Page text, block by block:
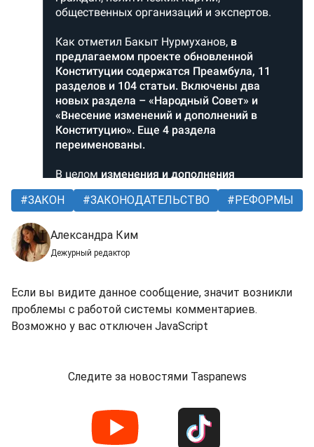
ЗАКОН ЗАКОНОДАТЕЛЬСТВО РЕФОРМЫ
Александра Ким
Дежурный редактор
Если вы видите данное сообщение, значит возникли
проблемы с работой системы комментариев.
Возможно у вас отключен JavaScript
Следите за новостями Taspanews